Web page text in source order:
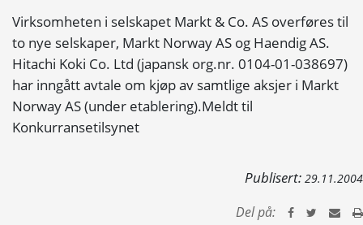
Virksomheten i selskapet Markt & Co. AS overføres til
to nye selskaper, Markt Norway AS og Haendig AS.
Hitachi Koki Co. Ltd (japansk org.nr. 0104-01-038697)
har inngått avtale om kjøp av samtlige aksjer i Markt
Norway AS (under etablering).Meldt til
Konkurransetilsynet
Publisert: 29.11.2004
Del på: